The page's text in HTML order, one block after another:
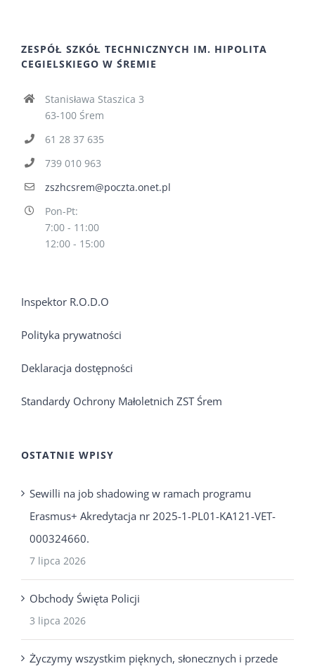
ZESPÓŁ SZKÓŁ TECHNICZNYCH IM. HIPOLITA
CEGIELSKIEGO W ŚREMIE
Stanisława Staszica 3
63-100 Śrem
61 28 37 635
739 010 963
zszhcsrem@poczta.onet.pl
Pon-Pt:
7:00 - 11:00
12:00 - 15:00
Inspektor R.O.D.O
Polityka prywatności
Deklaracja dostępności
Standardy Ochrony Małoletnich ZST Śrem
OSTATNIE WPISY
Sewilli na job shadowing w ramach programu
Erasmus+ Akredytacja nr 2025-1-PL01-KA121-VET-
000324660.
7 lipca 2026
Obchody Święta Policji
3 lipca 2026
Życzymy wszystkim pięknych, słonecznych i przede